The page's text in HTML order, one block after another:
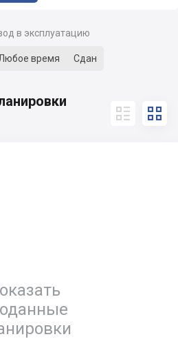
в эксплуатацию
время Сдан
 